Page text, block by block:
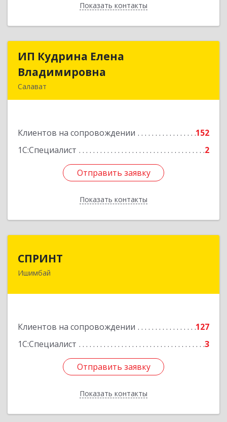
Показать контакты
Назад
ИП Кудрина Елена
Владимировна
Салават
Клиентов на сопровождении
152
1С:Специалист
2
Отправить заявку
Показать контакты
ИП Кудрина Елена
Подробнее
Отправить заявку
Назад
СПРИНТ
Ишимбай
Клиентов на сопровождении
127
1С:Специалист
3
Отправить заявку
Показать контакты
453201, Башкортостан Респ, Ишимбайский р-н,
Отправить заявку
Назад